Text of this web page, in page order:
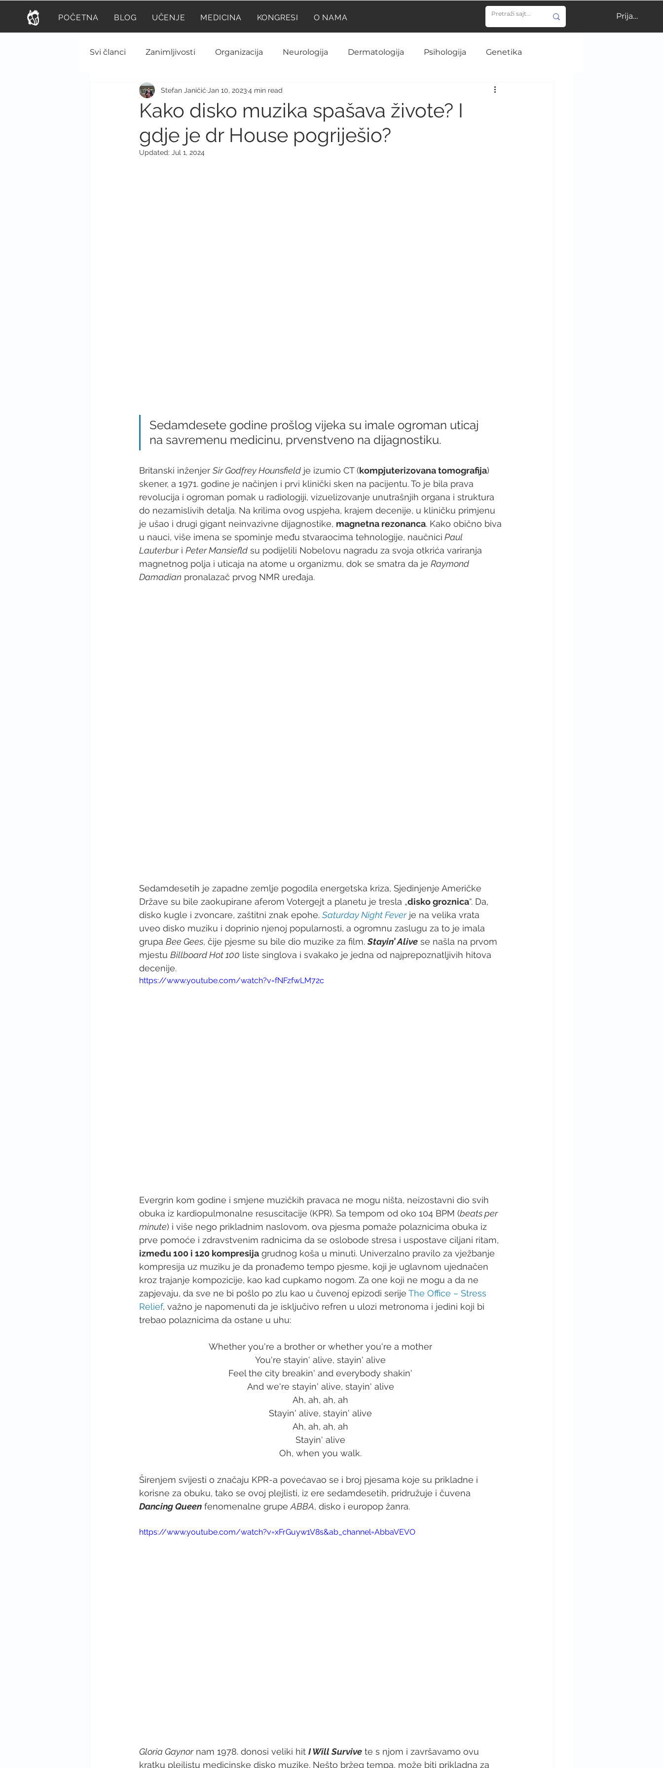
POČETNA BLOG UČENJE MEDICINA KONGRESI O NAMA Prijavi se
Svi članci Zanimljivosti Organizacija Neurologija Dermatologija Psihologija Genetika
Psihijatrija Prva pomoć Neuroanatomija Učenje
Veterina Fiziologija Kardiologija Ginekologija i akušerstvo
Kako disko muzika spašava živote? I
gdje je dr House pogriješio?
Stefan Janičić Jan 10, 20234 min read
Updated: Jul 1, 2024
Sedamdesete godine prošlog vijeka su imale ogroman uticaj
na savremenu medicinu, prvenstveno na dijagnostiku.
Britanski inženjer Sir Godfrey Hounsfield je izumio CT (kompjuterizovana tomografija)
skener, a 1971. godine je načinjen i prvi klinički sken na pacijentu. To je bila prava
revolucija i ogroman pomak u radiologiji, vizuelizovanje unutrašnjih organa i struktura
do nezamislivih detalja. Na krilima ovog uspjeha, krajem decenije, u kliničku primjenu
je ušao i drugi gigant neinvazivne dijagnostike, magnetna rezonanca. Kako obično biva
u nauci, više imena se spominje među stvaraocima tehnologije, naučnici Paul
Lauterbur i Peter Mansiefld su podijelili Nobelovu nagradu za svoja otkrića variranja
magnetnog polja i uticaja na atome u organizmu, dok se smatra da je Raymond
Damadian pronalazač prvog NMR uređaja.
Sedamdesetih je zapadne zemlje pogodila energetska kriza, Sjedinjenje Američke
Države su bile zaokupirane aferom Votergejt a planetu je tresla „disko groznica“. Da,
disko kugle i zvoncare, zaštitni znak epohe. Saturday Night Fever je na velika vrata
uveo disko muziku i doprinio njenoj popularnosti, a ogromnu zaslugu za to je imala
grupa Bee Gees, čije pjesme su bile dio muzike za film. Stayin’ Alive se našla na prvom
mjestu Billboard Hot 100 liste singlova i svakako je jedna od najprepoznatljivih hitova
decenije.
https://www.youtube.com/watch?v=fNFzfwLM72c
Evergrin kom godine i smjene muzičkih pravaca ne mogu ništa, neizostavni dio svih
obuka iz kardiopulmonalne resuscitacije (KPR). Sa tempom od oko 104 BPM (beats per
minute) i više nego prikladnim naslovom, ova pjesma pomaže polaznicima obuka iz
prve pomoće i zdravstvenim radnicima da se oslobode stresa i uspostave ciljani ritam,
između 100 i 120 kompresija grudnog koša u minuti. Univerzalno pravilo za vježbanje
kompresija uz muziku je da pronađemo tempo pjesme, koji je uglavnom ujednačen
kroz trajanje kompozicije, kao kad cupkamo nogom. Za one koji ne mogu a da ne
zapjevaju, da sve ne bi pošlo po zlu kao u čuvenoj epizodi serije The Office – Stress
Relief, važno je napomenuti da je isključivo refren u ulozi metronoma i jedini koji bi
trebao polaznicima da ostane u uhu:
Whether you're a brother or whether you're a mother
You're stayin' alive, stayin' alive
Feel the city breakin' and everybody shakin'
And we're stayin' alive, stayin' alive
Ah, ah, ah, ah
Stayin' alive, stayin' alive
Ah, ah, ah, ah
Stayin' alive
Oh, when you walk.
Širenjem svijesti o značaju KPR-a povećavao se i broj pjesama koje su prikladne i
korisne za obuku, tako se ovoj plejlisti, iz ere sedamdesetih, pridružuje i čuvena
Dancing Queen fenomenalne grupe ABBA, disko i europop žanra.
https://www.youtube.com/watch?v=xFrGuyw1V8s&ab_channel=AbbaVEVO
Gloria Gaynor nam 1978. donosi veliki hit I Will Survive te s njom i završavamo ovu
kratku plejlistu medicinske disko muzike. Nešto bržeg tempa, može biti prikladna za